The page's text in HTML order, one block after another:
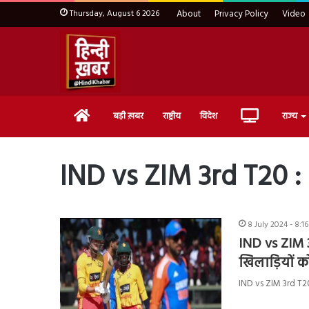
Thursday, August 6 2026 About Privacy Policy Video
Home बड़ी ख़बर राष्ट्रीय विदेश Live राज्य
IND vs ZIM 3rd T20 :
8 July 2024 -
IND vs
खिलाड़ियों
IND vs ZIM 3rd